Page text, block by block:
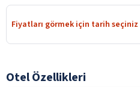
Fiyatları görmek için tarih seçiniz
Otel Özellikleri